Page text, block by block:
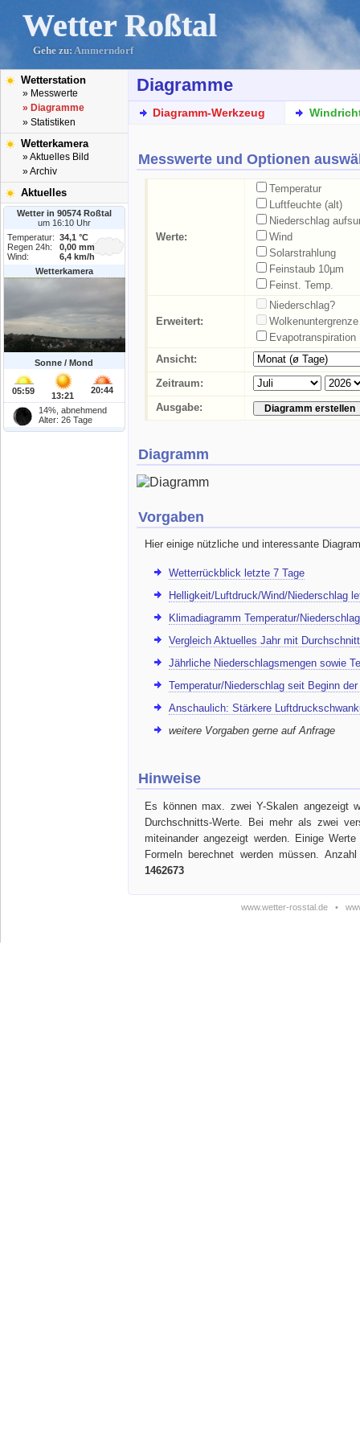
Wetter Roßtal
Gehe zu: Ammerndorf
Wetterstation
» Messwerte
» Diagramme
» Statistiken
Wetterkamera
» Aktuelles Bild
» Archiv
Aktuelles
Wetter in 90574 Roßtal
um 16:10 Uhr
Temperatur:
34,1 °C
Regen 24h:
0,00 mm
Wind:
6,4 km/h
Wetterkamera
Sonne / Mond
05:59 13:21
20:44
14%, abnehmend
Alter: 26 Tage
Diagramme
Diagramm-Werkzeug
Messwerte und Optionen
Werte:
Temperatur
Luftfeuchte (alt)
Niederschlag
Wind
Solarstrahlung
Feinstaub 10µm
Feinst. Temp.
Erweitert:
Niederschlag?
Evapotranspiration
Ansicht:
Zeitraum:
Ausgabe:
Diagramm
Vorgaben
Hier einige nützliche und interessante
Wetterrückblick letzte 7 Tage
Helligkeit/Luftdruck/Wind/Niederschlag
Klimadiagramm Temperatur/Niederschlag
Vergleich Aktuelles Jahr mit Durchschnitt
Jährliche Niederschlagsmengen sowie
Temperatur/Niederschlag seit Beginn
Anschaulich: Stärkere
weitere Vorgaben gerne auf Anfrage
Hinweise
Es können max. zwei Y-Skalen angezeigt
Durchschnitts-Werte. Bei mehr als zwei
miteinander angezeigt werden. Einige
Formeln berechnet werden müssen.
1462673
www.wetter-rosstal.de •